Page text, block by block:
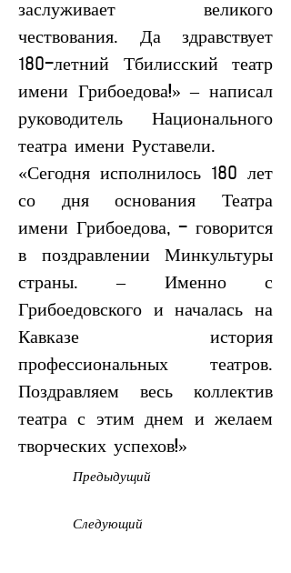
заслуживает великого
чествования. Да здравствует
180-летний Тбилисский театр
имени Грибоедова!» – написал
руководитель Национального
театра имени Руставели.
«Сегодня исполнилось 180 лет
со дня основания Театра
имени Грибоедова, - говорится
в поздравлении Минкультуры
страны. – Именно с
Грибоедовского и началась на
Кавказе история
профессиональных театров.
Поздравляем весь коллектив
театра с этим днем и желаем
творческих успехов!»
Предыдущий
Следующий